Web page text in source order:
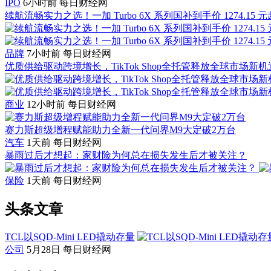
IPO 6小时前 每日财经网
续航流畅实力之选！一加 Turbo 6X 系列国补到手价 1274.15 元
品牌 7小时前 每日财经网
优质供给驱动跨境增长，TikTok Shop全托管释放全球市场新机
商业 12小时前 每日财经网
赛力斯超级增程赋能助力全新一代问界M9大定破2万台
汽车 1天前 每日财经网
暴雨过后才想起：家财险为何总在损失发生后才被关注？
保险 1天前 每日财经网
头条文章
TCL以SQD-Mini LED撬动存量
公司 5月28日 每日财经网